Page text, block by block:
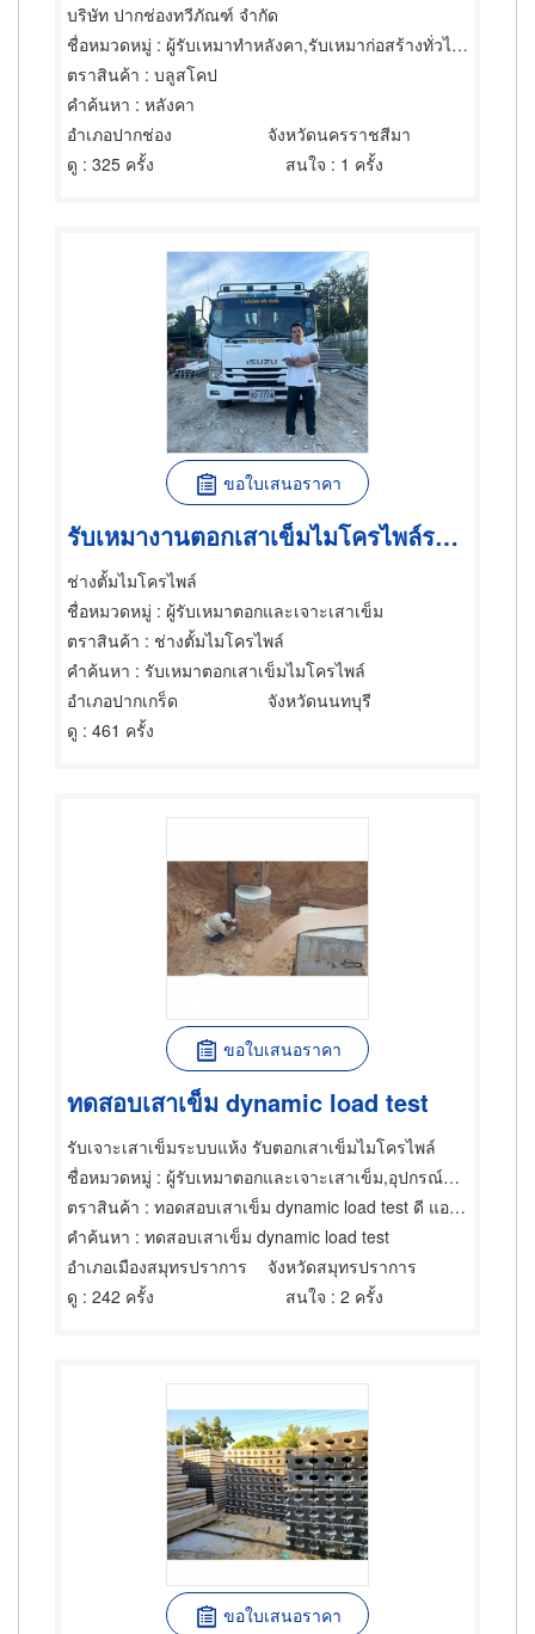
บริษัท ปากช่องทวีภัณฑ์ จำกัด
ชื่อหมวดหมู่ : ผู้รับเหมาทำหลังคา,รับเหมาก่อสร้างทั่วไป,ผู้รับเหมาตอกและเจาะเสาเข็ม
ตราสินค้า : บลูสโคป
คำค้นหา : หลังคา
อำเภอปากช่อง
จังหวัดนครราชสีมา
ดู : 325 ครั้ง สนใจ : 1 ครั้ง
ขอใบเสนอราคา
รับเหมางานตอกเสาเข็มไมโครไพล์ราคาถูก บางบัวทอง
ช่างตั้มไมโครไพล์
ชื่อหมวดหมู่ : ผู้รับเหมาตอกและเจาะเสาเข็ม
ตราสินค้า : ช่างตั้มไมโครไพล์
คำค้นหา : รับเหมาตอกเสาเข็มไมโครไพล์
อำเภอปากเกร็ด
จังหวัดนนทบุรี
ดู : 461 ครั้ง
ขอใบเสนอราคา
ทดสอบเสาเข็ม dynamic load test
รับเจาะเสาเข็มระบบแห้ง รับตอกเสาเข็มไมโครไพล์
ชื่อหมวดหมู่ : ผู้รับเหมาตอกและเจาะเสาเข็ม,อุปกรณ์สำหรับ ผู้รับเหมาตอกเสาเข็ม,การตอกเสาเข็ม
ตราสินค้า : ทอดสอบเสาเข็ม dynamic load test ดี แอล พี (888)
คำค้นหา : ทดสอบเสาเข็ม dynamic load test
อำเภอเมืองสมุทรปราการ
จังหวัดสมุทรปราการ
ดู : 242 ครั้ง สนใจ : 2 ครั้ง
ขอใบเสนอราคา